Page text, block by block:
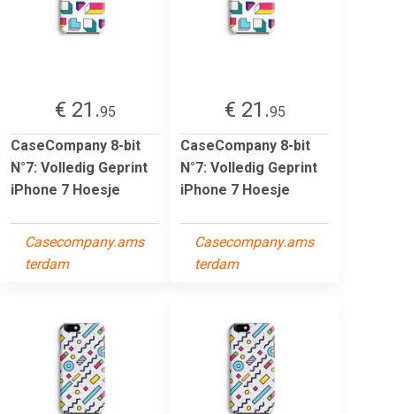
€ 21.95
CaseCompany 8-bit
N°7: Volledig Geprint
iPhone 7 Hoesje
Casecompany.ams
terdam
€ 21.95
CaseCompany 8-bit
N°7: Volledig Geprint
iPhone 7 Hoesje
Casecompany.ams
terdam